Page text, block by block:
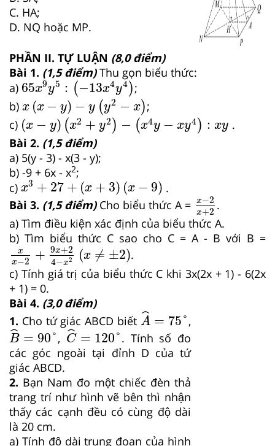
C. HA;
D. NQ hoặc MP.
PHẦN II. TỰ LUẬN (8,0 điểm)
Bài 1. (1,5 điểm)Thu gọn biểu thức:
a) 65x9y5 : (−13x4y4 )
65x9y5:−13x4y4
;
b) x (x − y) − y (y2 − x)
x y− y 2
;
c) (x − y) (x2 + y2 ) − (x4y − xy4 ) : xy
x − 2+y 2 x 4y− 4:x
.
Bài 2. (1,5 điểm)
a) 5(y - 3) - x(3 - y);
b) -9 + 6x - x2;
c) x3 + 27 + (x + 3) (x − 9)
x3+27+x +3 − 9
.
Bài 3. (1,5 điểm) Cho biểu thức A = x−2
x+2
x−2 .
a) Tìm điều kiện xác định của biểu thức A.
b) Tìm biểu thức C sao cho C = A - B với B =
x
x−2 + 9x+2
4−x2
xx −2+ 9x+24−x2
(x ≠ ±2)
x≠±2
.
c) Tính giá trị của biểu thức C khi 3x(2x + 1) - 6(2x
+ 1) = 0.
Bài 4. (3,0 điểm)
1. Cho tứ giác ABCD biết ˆ
A = 75°
A^ °
,
ˆ
B = 90°
B^=90°
, ˆ
C = 120°
C^ =120 °
. Tính số đo
các góc ngoài tại đỉnh D của tứ
giác ABCD.
2. Bạn Nam đo một chiếc đèn thả
trang trí như hình vẽ bên thì nhận
thấy các cạnh đều có cùng độ dài
là 20 cm.
a) Tính độ dài trung đoạn của hình